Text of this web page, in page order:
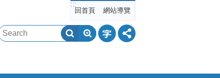
:::
回首頁 網站導覽